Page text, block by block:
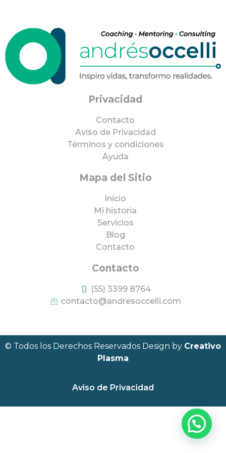
Privacidad
Contacto
Aviso de Privacidad
Términos y condiciones
Ayuda
Mapa del Sitio
Inicio
Mi historia
Servicios
Blog
Contacto
Contacto
(55) 3399 8764
contacto@andresoccelli.com
© Todos los Derechos Reservados Design by Creativo
Plasma
Aviso de Privacidad